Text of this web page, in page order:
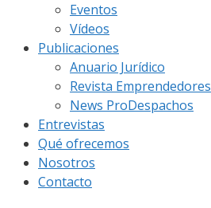
Eventos
Vídeos
Publicaciones
Anuario Jurídico
Revista Emprendedores
News ProDespachos
Entrevistas
Qué ofrecemos
Nosotros
Contacto